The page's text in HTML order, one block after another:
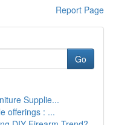
Report Page
Go
Supplie...
offerings : ...